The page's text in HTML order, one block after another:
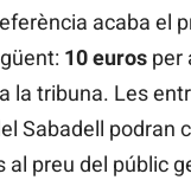
acaba el
10 eurosper
la tribuna. Les
Sabadell podran
al preu del públic